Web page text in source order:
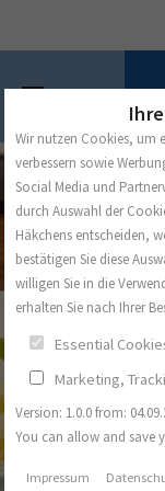
Wir nutzen Cookies, um
verbessern sowie
Social Media und
durch Auswahl der
Häkchens entscheiden,
bestätigen Sie diese
willigen Sie in die
erhalten Sie nach Ihrer
Essential
Marketing,
Version: 1.0.0 from:
You can allow and save
Impressum